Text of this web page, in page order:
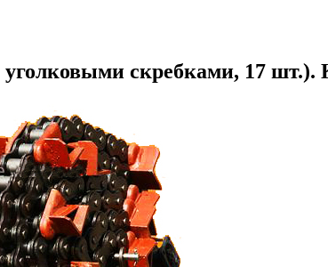
уголковыми скребками, 17